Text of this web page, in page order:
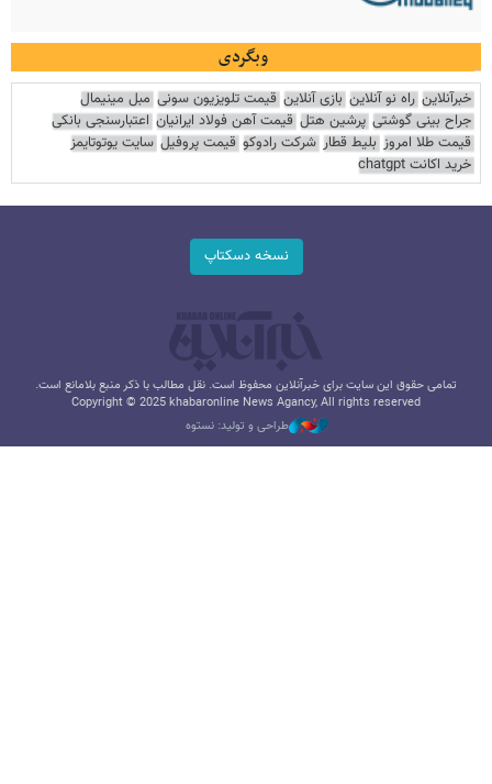
وبگردی
خبرآنلاین راه نو آنلاین بازی آنلاین قیمت تلویزیون سونی مبل مینیمال
جراح بینی گوشتی پرشین هتل قیمت آهن فولاد ایرانیان اعتبارسنجی بانکی
قیمت طلا امروز بلیط قطار شرکت رادوکو قیمت پروفیل سایت یوتوتایمز
خرید اکانت chatgpt
نسخه دسکتاپ
تمامی حقوق این سایت برای خبرآنلاین محفوظ است. نقل مطالب با ذکر منبع بلامانع است.
Copyright © 2025 khabaronline News Agancy, All rights reserved
طراحی و تولید: نستوه